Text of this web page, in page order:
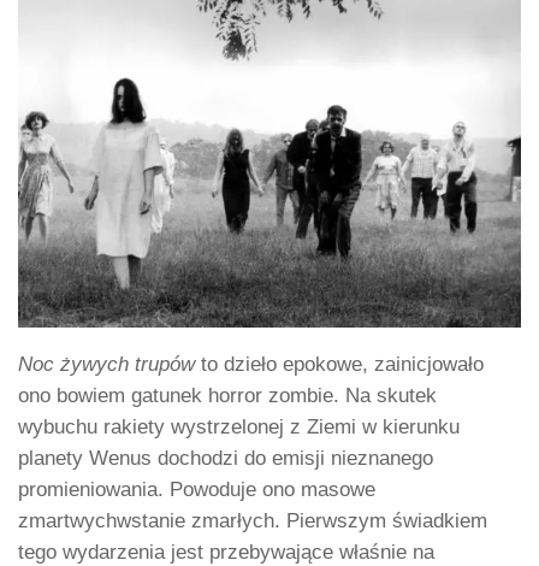
Noc żywych trupówto dzieło epokowe, zainicjowało
ono bowiem gatunek horror zombie. Na skutek
wybuchu rakiety wystrzelonej z Ziemi w kierunku
planety Wenus dochodzi do emisji nieznanego
promieniowania. Powoduje ono masowe
zmartwychwstanie zmarłych. Pierwszym świadkiem
tego wydarzenia jest przebywające właśnie na